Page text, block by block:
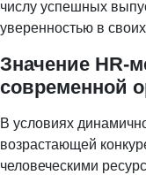
числу успешных
уверенностью в
Значение HR-
современной
В условиях
возрастающей
человеческими